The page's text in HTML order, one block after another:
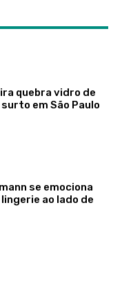
quebra vidro de
em São Paulo
se emociona
ao lado de